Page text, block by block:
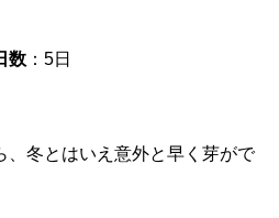
数 ：5日
、冬とはいえ意外と早く芽がで